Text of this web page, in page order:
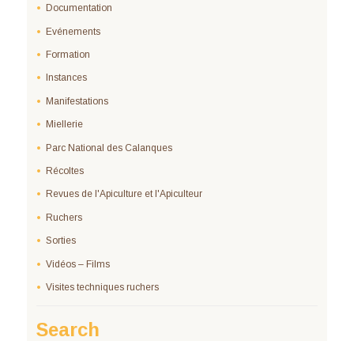
Documentation
Evénements
Formation
Instances
Manifestations
Miellerie
Parc National des Calanques
Récoltes
Revues de l'Apiculture et l'Apiculteur
Ruchers
Sorties
Vidéos – Films
Visites techniques ruchers
Search